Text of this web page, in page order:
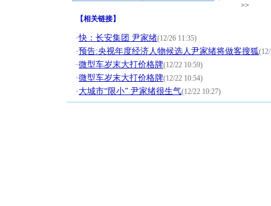
>>
【相关链接】
·快：长安集团 尹家绪(12/26 11:35)
·预告:央视年度经济人物候选人尹家绪将做客搜狐
·微型车岁末大打价格牌(12/22 10:59)
·微型车岁末大打价格牌(12/22 10:54)
· 大城市“限小” 尹家绪很生气(12/22 10:27)